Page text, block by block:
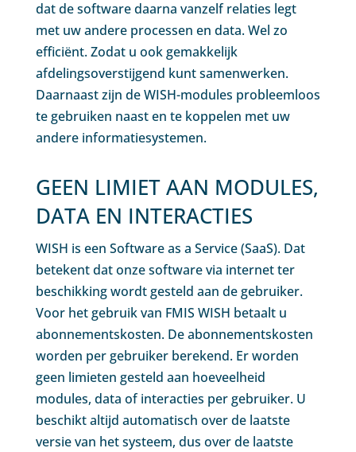
dat de software daarna vanzelf relaties legt
met uw andere processen en data. Wel zo
efficiënt. Zodat u ook gemakkelijk
afdelingsoverstijgend kunt samenwerken.
Daarnaast zijn de WISH-modules probleemloos
te gebruiken naast en te koppelen met uw
andere informatiesystemen.
GEEN LIMIET AAN MODULES,
DATA EN INTERACTIES
WISH is een Software as a Service (SaaS). Dat
betekent dat onze software via internet ter
beschikking wordt gesteld aan de gebruiker.
Voor het gebruik van FMIS WISH betaalt u
abonnementskosten. De abonnementskosten
worden per gebruiker berekend. Er worden
geen limieten gesteld aan hoeveelheid
modules, data of interacties per gebruiker. U
beschikt altijd automatisch over de laatste
versie van het systeem, dus over de laatste